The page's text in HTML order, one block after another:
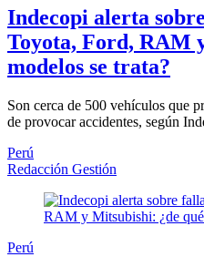
Indecopi alerta
Toyota, Ford, RAM
modelos se trata?
Son cerca de 500 vehículos que
de provocar accidentes, según
Perú
Redacción Gestión
Perú